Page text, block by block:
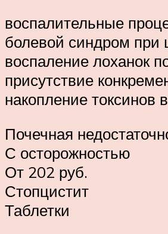
воспалительные
болевой синдром при
воспаление лоханок
присутствие
накопление токсинов
Почечная
С осторожностью
От 202 руб.
Стопцистит
Таблетки